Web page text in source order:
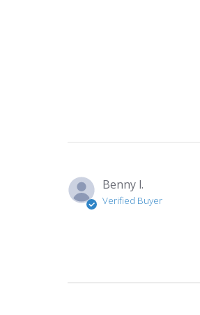
Benny l.
Verified Buyer